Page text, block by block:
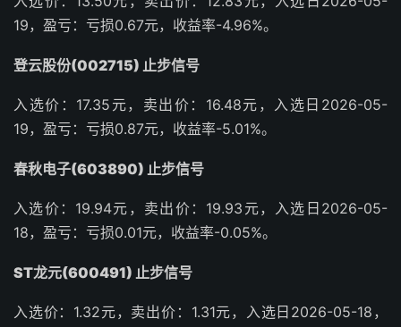
19，盈亏：亏损0.67元，收益率-4.96%。
登云股份(002715) 止步信号
入选价：17.35元，卖出价：16.48元，入选日2026-05-
19，盈亏：亏损0.87元，收益率-5.01%。
春秋电子(603890) 止步信号
入选价：19.94元，卖出价：19.93元，入选日2026-05-
18，盈亏：亏损0.01元，收益率-0.05%。
ST龙元(600491) 止步信号
入选价：1.32元，卖出价：1.31元，入选日2026-05-18，